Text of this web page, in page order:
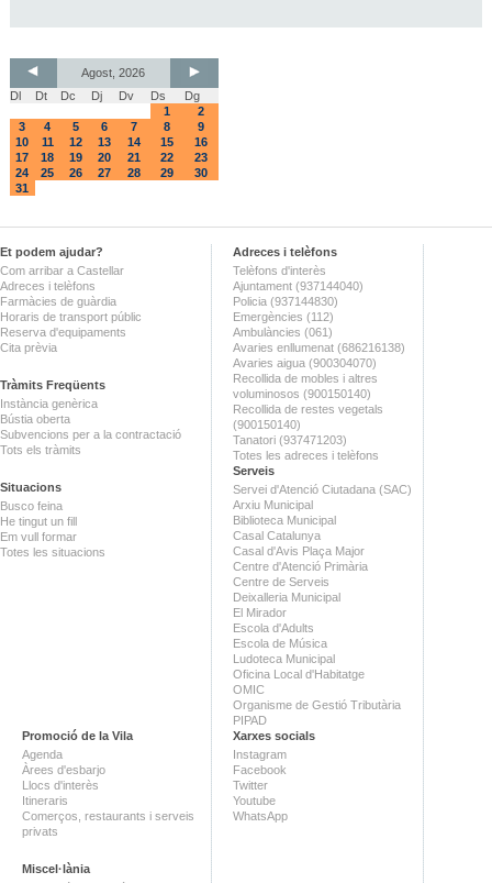
Agost, 2026
Dl
Dt Dc Dj Dv Ds
Dg
1
2
3
4 5 6 7 8
9
10
11 12 13 14 15
16
17
18 19 20 21 22
23
24
25 26 27 28 29
30
31
Et podem ajudar?
Com arribar a Castellar
Adreces i telèfons
Farmàcies de guàrdia
Horaris de transport públic
Reserva d'equipaments
Cita prèvia
Tràmits Freqüents
Instància genèrica
Bústia oberta
Subvencions per a la contractació
Tots els tràmits
Situacions
Busco feina
He tingut un fill
Em vull formar
Totes les situacions
Adreces i telèfons
Telèfons d'interès
Ajuntament (937144040)
Policia (937144830)
Emergències (112)
Ambulàncies (061)
Avaries enllumenat (686216138)
Avaries aigua (900304070)
Recollida de mobles i altres
voluminosos (900150140)
Recollida de restes vegetals
(900150140)
Tanatori (937471203)
Totes les adreces i telèfons
Serveis
Servei d'Atenció Ciutadana (SAC)
Arxiu Municipal
Biblioteca Municipal
Casal Catalunya
Casal d'Avis Plaça Major
Centre d'Atenció Primària
Centre de Serveis
Deixalleria Municipal
El Mirador
Escola d'Adults
Escola de Música
Ludoteca Municipal
Oficina Local d'Habitatge
OMIC
Organisme de Gestió Tributària
PIPAD
Promoció de la Vila
Agenda
Àrees d'esbarjo
Llocs d'interès
Itineraris
Comerços, restaurants i serveis
privats
Miscel·lània
Xarxes socials
Instagram
Facebook
Twitter
Youtube
WhatsApp